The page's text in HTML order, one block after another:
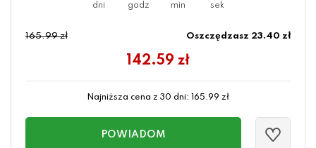
165.99 zł Oszczędzasz 23.40 zł
142.59 zł
Najniższa cena z 30 dni: 165.99 zł
POWIADOM